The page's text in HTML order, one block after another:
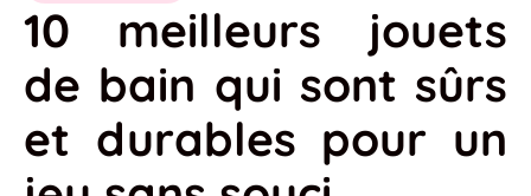
10 meilleurs jouets
de bain qui sont sûrs
et durables pour un